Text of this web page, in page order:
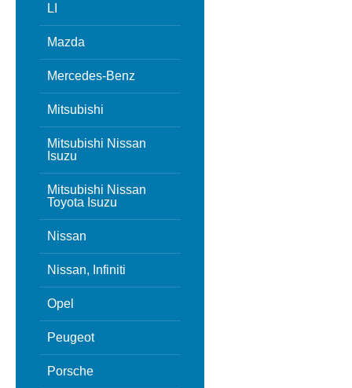
LI
Mazda
Mercedes-Benz
Mitsubishi
Mitsubishi Nissan
Isuzu
Mitsubishi Nissan
Toyota Isuzu
Nissan
Nissan, Infiniti
Opel
Peugeot
Porsche